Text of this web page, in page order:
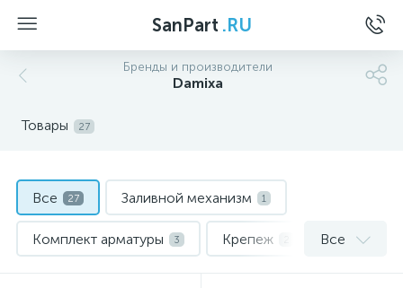
SanPart .RU
Бренды и производители
Damixa
Товары 27
Все 27 Заливной механизм 1
Комплект арматуры 3 Крепеж Все